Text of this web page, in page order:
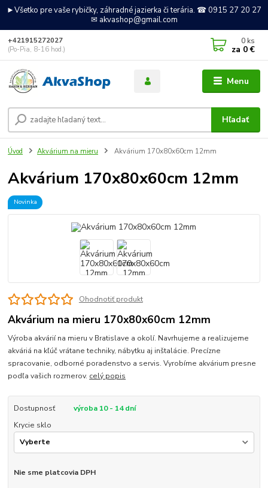
►Všetko pre vaše rybičky, záhradné jazierka či terária. ☎ 0915 27 20 27
✉ akvashop@gmail.com
Menu
Hľadať
+421915272027
(Po-Pia, 8-16 hod.)
0 ks
za 0 €
Úvod Akvárium na mieru Akvárium 170x80x60cm 12mm
Akvárium 170x80x60cm 12mm
Novinka
Ohodnotiť produkt
Akvárium na mieru 170x80x60cm 12mm
Výroba akvárií na mieru v Bratislave a okolí. Navrhujeme a realizujeme
akváriá na kľúč vrátane techniky, nábytku aj inštalácie. Precízne
spracovanie, odborné poradenstvo a servis. Vyrobíme akvárium presne
podľa vašich rozmerov. celý popis
Dostupnosť
výroba 10 - 14 dní
Krycie sklo
Nie sme platcovia DPH